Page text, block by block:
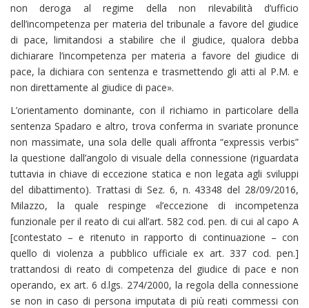
non deroga al regime della non rilevabilità d’ufficio
dell’incompetenza per materia del tribunale a favore del giudice
di pace, limitandosi a stabilire che il giudice, qualora debba
dichiarare l’incompetenza per materia a favore del giudice di
pace, la dichiara con sentenza e trasmettendo gli atti al P.M. e
non direttamente al giudice di pace».
L’orientamento dominante, con il richiamo in particolare della
sentenza Spadaro e altro, trova conferma in svariate pronunce
non massimate, una sola delle quali affronta “expressis verbis”
la questione dall’angolo di visuale della connessione (riguardata
tuttavia in chiave di eccezione statica e non legata agli sviluppi
del dibattimento). Trattasi di Sez. 6, n. 43348 del 28/09/2016,
Milazzo, la quale respinge «l’eccezione di incompetenza
funzionale per il reato di cui all’art. 582 cod. pen. di cui al capo A
[contestato – e ritenuto in rapporto di continuazione – con
quello di violenza a pubblico ufficiale ex art. 337 cod. pen.]
trattandosi di reato di competenza del giudice di pace e non
operando, ex art. 6 d.lgs. 274/2000, la regola della connessione
se non in caso di persona imputata di più reati commessi con